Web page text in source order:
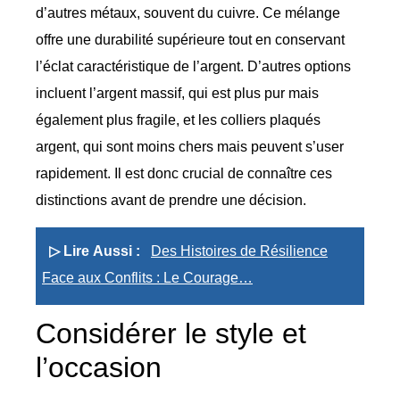
d’autres métaux, souvent du cuivre. Ce mélange
offre une durabilité supérieure tout en conservant
l’éclat caractéristique de l’argent. D’autres options
incluent l’argent massif, qui est plus pur mais
également plus fragile, et les colliers plaqués
argent, qui sont moins chers mais peuvent s’user
rapidement. Il est donc crucial de connaître ces
distinctions avant de prendre une décision.
▷ Lire Aussi :
Des Histoires de Résilience
Face aux Conflits : Le Courage…
Considérer le style et
l’occasion